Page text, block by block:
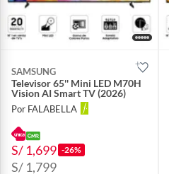
SAMSUNG
Televisor 65'' Mini LED M70H
Vision AI Smart TV (2026)
Por FALABELLA
S/ 1,699 -26%
S/ 1,799